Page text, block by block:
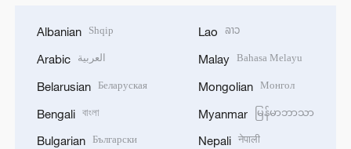
Albanian Shqip
Arabic العربية
Belarusian Беларуская
Bengali বাংলা
Bulgarian Български
Lao ລາວ
Malay Bahasa Melayu
Mongolian Монгол
Myanmar မြန်မာဘာသာ
Nepali नेपाली